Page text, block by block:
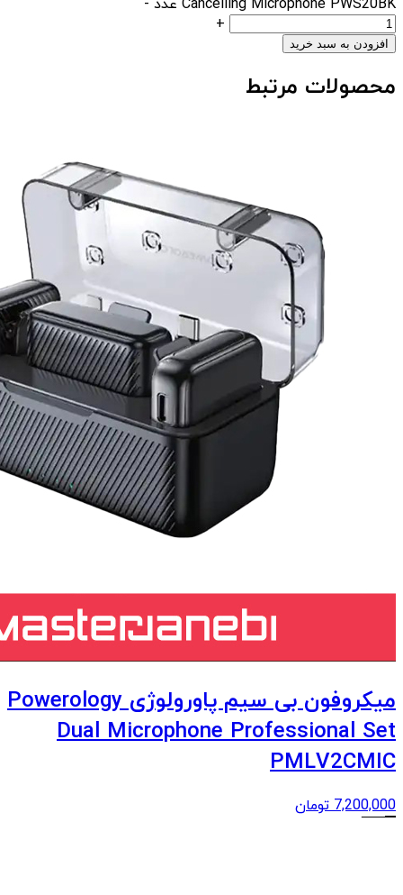
Cancelling Microphone PWS20BK عدد
-
+
افزودن به سبد خرید
محصولات مرتبط
میکروفون بی سیم پاورولوژی Powerology
Dual Microphone Professional Set
PMLV2CMIC
7,200,000 تومان